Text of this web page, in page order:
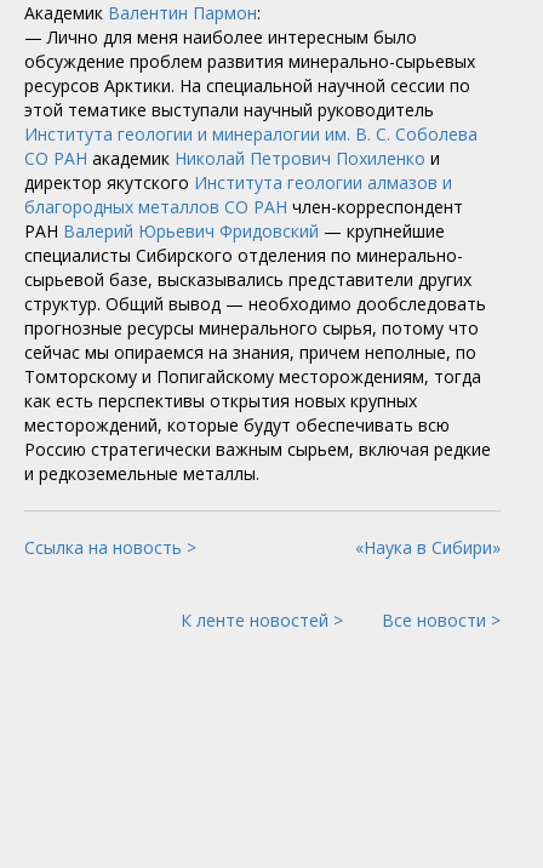
Академик Валентин Пармон:
— Лично для меня наиболее интересным было
обсуждение проблем развития минерально-сырьевых
ресурсов Арктики. На специальной научной сессии по
этой тематике выступали научный руководитель
Института геологии и минералогии им. В. С. Соболева
СО РАН академик Николай Петрович Похиленко и
директор якутского Института геологии алмазов и
благородных металлов СО РАН член-корреспондент
РАН Валерий Юрьевич Фридовский — крупнейшие
специалисты Сибирского отделения по минерально-
сырьевой базе, высказывались представители других
структур. Общий вывод — необходимо дообследовать
прогнозные ресурсы минерального сырья, потому что
сейчас мы опираемся на знания, причем неполные, по
Томторскому и Попигайскому месторождениям, тогда
как есть перспективы открытия новых крупных
месторождений, которые будут обеспечивать всю
Россию стратегически важным сырьем, включая редкие
и редкоземельные металлы.
Ссылка на новость > «Наука в Сибири»
К ленте новостей > Все новости >